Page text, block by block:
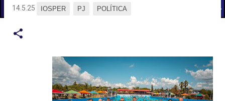
📢 LO ÚLTIMO El Gobierno postergó la reunión paritaria con estatales
14.5.25 IOSPER PJ POLÍTICA